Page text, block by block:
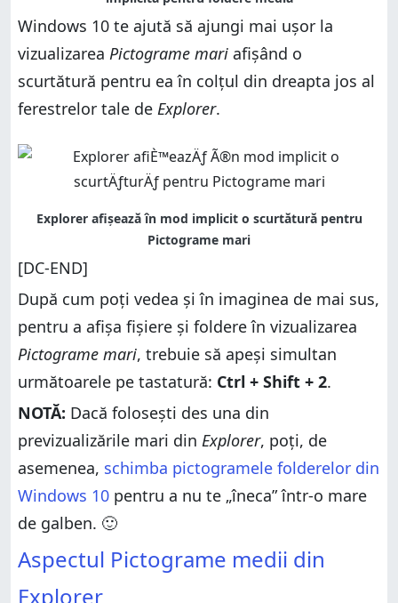
Windows 10 te ajută să ajungi mai ușor la
vizualizarea Pictograme mari afișând o
scurtătură pentru ea în colțul din dreapta jos al
ferestrelor tale de Explorer.
[DC-END]
După cum poți vedea și în imaginea de mai sus,
pentru a afișa fișiere și foldere în vizualizarea
Pictograme mari, trebuie să apeși simultan
următoarele pe tastatură: Ctrl + Shift + 2.
NOTĂ: Dacă folosești des una din
previzualizările mari din Explorer, poți, de
asemenea, schimba pictogramele folderelor din
Windows 10 pentru a nu te „îneca” într-o mare
de galben. 🙂
Aspectul Pictograme medii din
Explorer